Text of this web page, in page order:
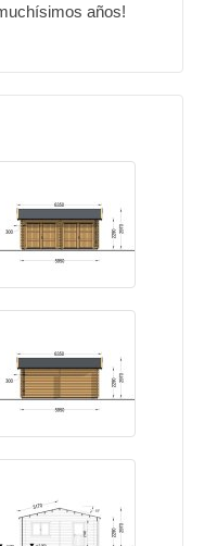
años!